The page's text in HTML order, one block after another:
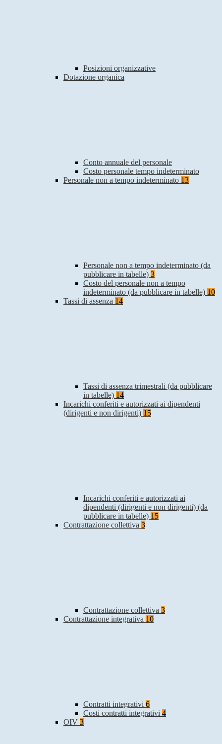
Posizioni organizzative
Dotazione organica
Conto annuale del personale
Costo personale tempo indeterminato
Personale non a tempo indeterminato 13
Personale non a tempo indeterminato (da
pubblicare in tabelle) 3
Costo del personale non a tempo
indeterminato (da pubblicare in tabelle) 10
Tassi di assenza 14
Tassi di assenza trimestrali (da pubblicare
in tabelle) 14
Incarichi conferiti e autorizzati ai dipendenti
(dirigenti e non dirigenti) 15
Incarichi conferiti e autorizzati ai
dipendenti (dirigenti e non dirigenti) (da
pubblicare in tabelle) 15
Contrattazione collettiva 3
Contrattazione collettiva 3
Contrattazione integrativa 10
Contratti integrativi 6
Costi contratti integrativi 4
OIV 3